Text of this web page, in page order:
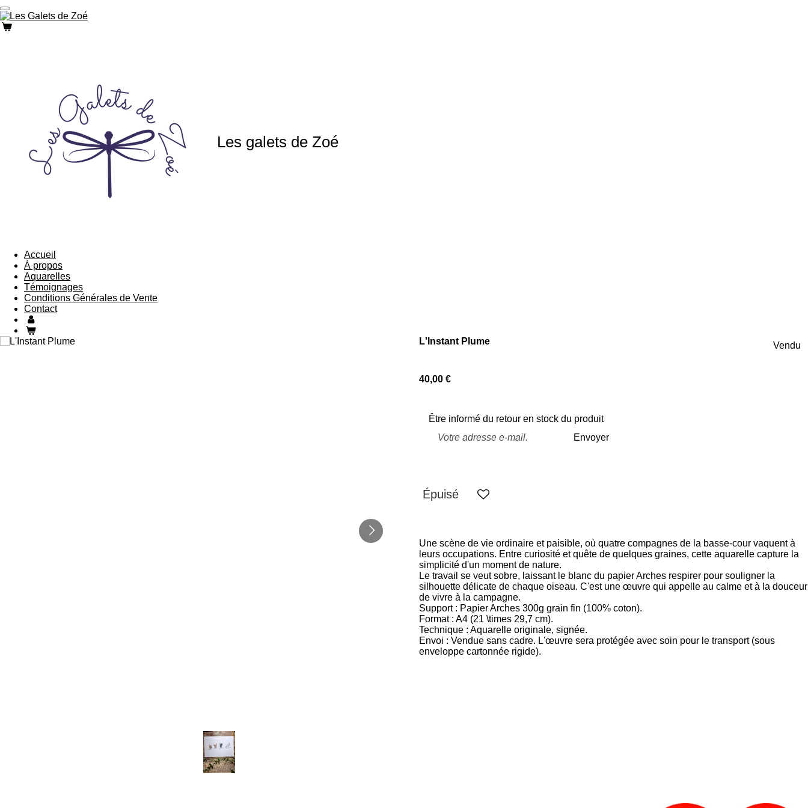
Passer
au
contenu
Les galets de Zoé
Accueil
À propos
Aquarelles
Témoignages
Conditions Générales de Vente
Contact
L'Instant Plume Vendu
40,00 €
Être informé du retour en stock du produit
Envoyer
Épuisé
Une scène de vie ordinaire et paisible, où quatre compagnes de la basse-cour vaquent à
leurs occupations. Entre curiosité et quête de quelques graines, cette aquarelle capture la
simplicité d'un moment de nature.
Le travail se veut sobre, laissant le blanc du papier Arches respirer pour souligner la
silhouette délicate de chaque oiseau. C'est une œuvre qui appelle au calme et à la douceur
de vivre à la campagne.
Support : Papier Arches 300g grain fin (100% coton).
Format : A4 (21 \times 29,7 cm).
Technique : Aquarelle originale, signée.
Envoi : Vendue sans cadre. L'œuvre sera protégée avec soin pour le transport (sous
enveloppe cartonnée rigide).